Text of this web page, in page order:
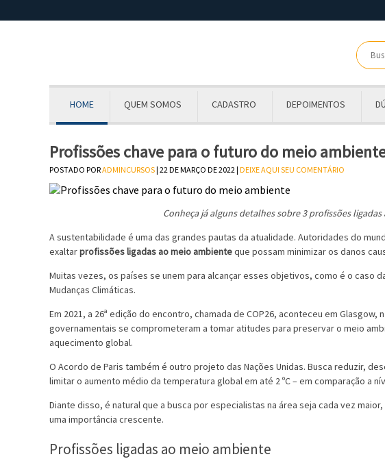
HOME QUEM SOMOS CADASTRO DEPOIMENTOS
Profissões chave para o futuro do meio
POSTADO PORADMINCURSOS| 22 DE MARÇO DE 2022 | DEIXE AQUI SEU COMENTÁRIO
Conheça já alguns detalhes sobre 3 profissões
A sustentabilidade é uma das grandes pautas da atualidade. Autoridades do
exaltarprofissões ligadas ao meio ambienteque possam minimizar os danos
Muitas vezes, os países se unem para alcançar esses objetivos, como é o caso
Mudanças Climáticas.
Em 2021, a 26ª edição do encontro, chamada de COP26, aconteceu em Glasgow,
governamentais se comprometeram a tomar atitudes para preservar o meio
aquecimento global.
O Acordo de Paris também é outro projeto das Nações Unidas. Busca reduzir,
limitar o aumento médio da temperatura global em até 2 ºC – em comparação a
Diante disso, é natural que a busca por especialistas na área seja cada vez
uma importância crescente.
Profissões ligadas ao meio ambiente